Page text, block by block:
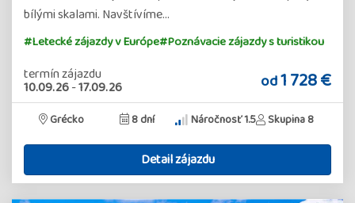
bílými skalami. Navštívíme…
#Letecké zájazdy v Európe#Poznávacie zájazdy s turistikou
termín zájazdu
10.09.26-17.09.26 od1 728 €
Grécko 8 dní Náročnosť 1.5 Skupina 8
Detail zájazdu